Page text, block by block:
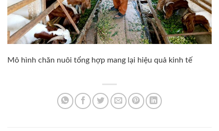
Mô hình chăn nuôi tổng hợp mang lại hiệu quả kinh tế